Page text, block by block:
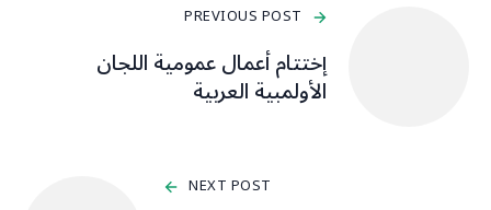
PREVIOUS POST
إختتام أعمال عمومية اللجان
الأولمبية العربية
NEXT POST